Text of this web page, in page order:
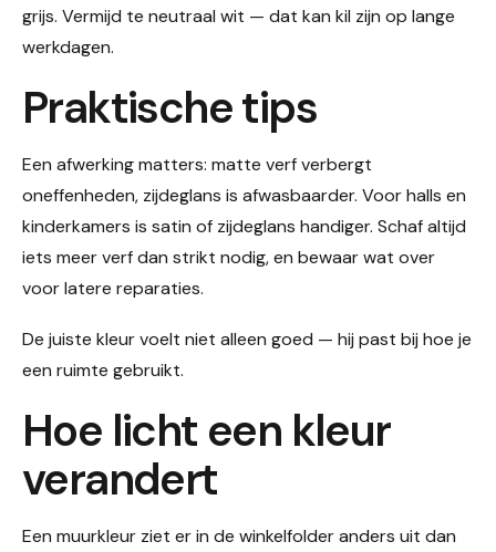
grijs. Vermijd te neutraal wit — dat kan kil zijn op lange
werkdagen.
Praktische tips
Een afwerking matters: matte verf verbergt
oneffenheden, zijdeglans is afwasbaarder. Voor halls en
kinderkamers is satin of zijdeglans handiger. Schaf altijd
iets meer verf dan strikt nodig, en bewaar wat over
voor latere reparaties.
De juiste kleur voelt niet alleen goed — hij past bij hoe je
een ruimte gebruikt.
Hoe licht een kleur
verandert
Een muurkleur ziet er in de winkelfolder anders uit dan